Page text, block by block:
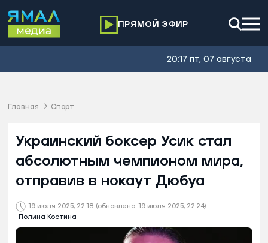
ПРЯМОЙ ЭФИР
20:17 пт, 07 августа
Главная Спорт
19 июля 2025, 22:18 (обновлено: 19 июля 2025, 22:24)
Полина Костина
Украинский боксер Усик стал
абсолютным чемпионом мира,
отправив в нокаут Дюбуа